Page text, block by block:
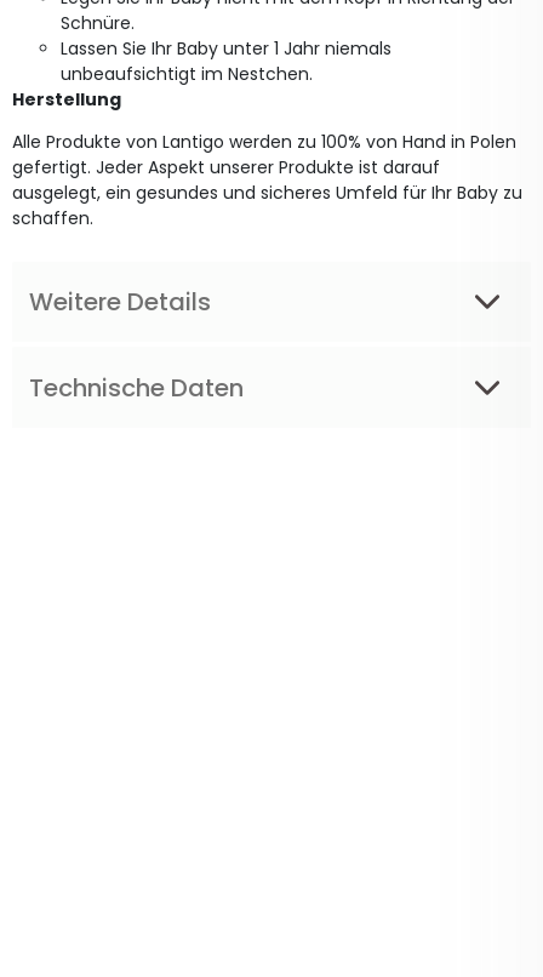
Schnüre.
Lassen Sie Ihr Baby unter 1 Jahr niemals
unbeaufsichtigt im Nestchen.
Herstellung
Alle Produkte von Lantigo werden zu 100% von Hand in Polen
gefertigt. Jeder Aspekt unserer Produkte ist darauf
ausgelegt, ein gesundes und sicheres Umfeld für Ihr Baby zu
schaffen.
Technische Daten
Weitere Details